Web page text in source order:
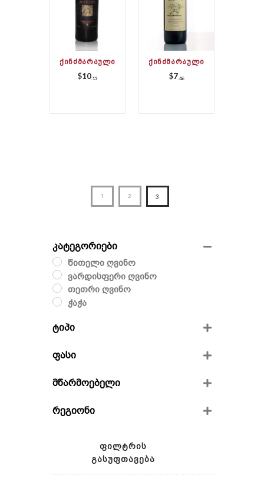
ᲥᲘᲜᲫᲛᲐᲠᲐᲣᲚᲘ
$10 13
ᲥᲘᲜᲫᲛᲐᲠᲐᲣᲚᲘ
$7 46
1 2 3
კატეგორიები
წითელი ღვინო
ვარდისფერი ღვინო
თეთრი ღვინო
ჭაჭა
ტიპი
ნახევრად მშრალი
ფასი
მწარმოებელი
ფრენდს ვაინი
რეგიონი
იმერეთი
ᲤᲘᲚᲢᲠᲘᲡ
ᲒᲐᲡᲣᲤᲗᲐᲕᲔᲑᲐ